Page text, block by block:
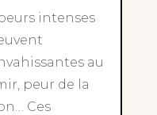
intenses
au
peur de la
Ces